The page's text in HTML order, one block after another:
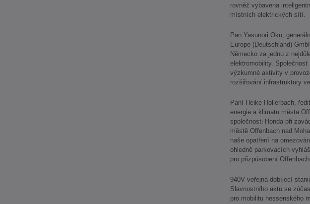
rovněž vybavena
místních elektrických sítí.
Pan Yasunori Oku,
Europe (Deutschland)
Německo za jednu z
elektromobility. Společnost
výzkumné aktivity v
rozšiřování infrastruktury
Paní Heike Hollerbach,
energie a klimatu města
společnosti Honda při
městě Offenbach nad
naše opatření na
ohledně parkovacích
pro přizpůsobení
940V veřejná dobíjecí
Slavnostního aktu se
pro mobilitu hessenského